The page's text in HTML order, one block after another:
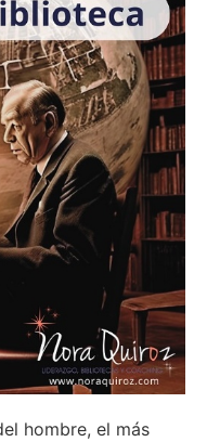
hombre, el más